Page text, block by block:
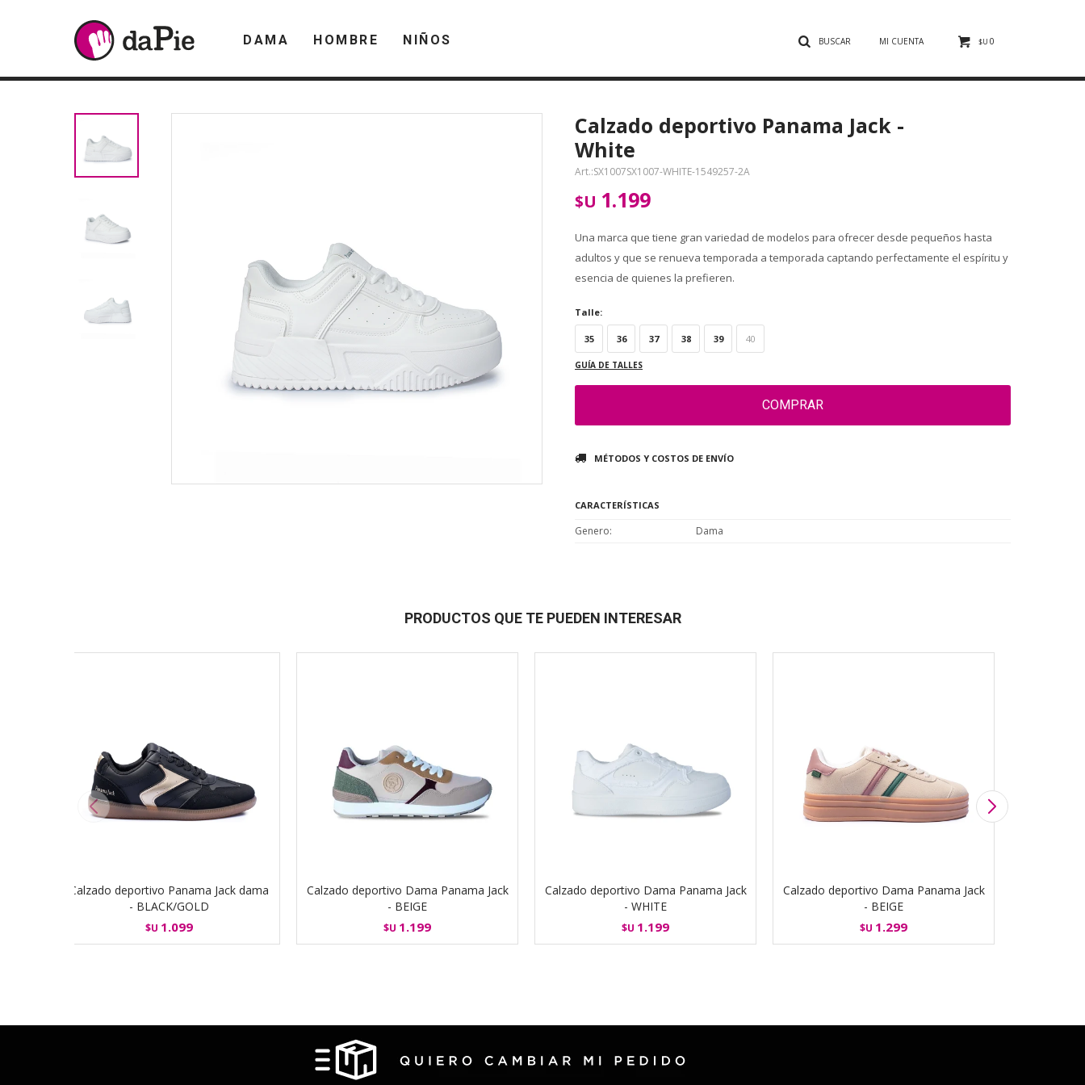
DAMA HOMBRE NIÑOS $U 0
Calzado deportivo Panama Jack -
White
SX1007SX1007-WHITE-1549257-2A
$U 1.199
Una marca que tiene gran variedad de modelos para ofrecer desde pequeños hasta
adultos y que se renueva temporada a temporada captando perfectamente el espíritu y
esencia de quienes la prefieren.
Talle:
35 36 37 38 39 40
GUÍA DE TALLES
COMPRAR
MÉTODOS Y COSTOS DE ENVÍO
CARACTERÍSTICAS
Genero Dama
PRODUCTOS QUE TE PUEDEN INTERESAR
Calzado deportivo Panama Jack dama
- BLACK/GOLD
$U 1.099
Calzado deportivo Dama Panama Jack
- BEIGE
$U 1.199
Calzado deportivo Dama Panama Jack
- WHITE
$U 1.199
Calzado deportivo Dama Panama Jack
- BEIGE
$U 1.299